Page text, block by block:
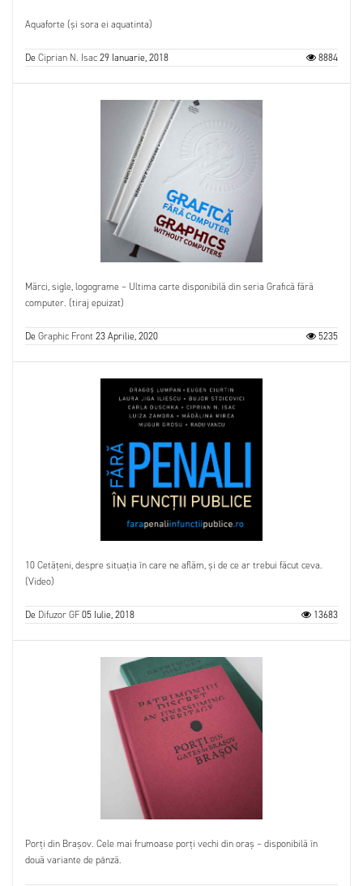
Aquaforte (și sora ei aquatinta)
DeCiprian N. Isac29 Ianuarie, 2018 8884
Mărci, sigle, logograme – Ultima carte disponibilă din seria Grafică fără
computer. (tiraj epuizat)
DeGraphic Front23 Aprilie, 2020 5235
10 Cetățeni, despre situația în care ne aflăm, și de ce ar trebui făcut ceva.
(Video)
De Difuzor GF05 Iulie, 2018 13683
Porți din Brașov. Cele mai frumoase porți vechi din oraș – disponibilă în
două variante de pânză.